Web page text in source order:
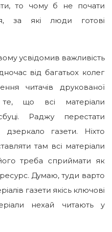
то чому б не почати
за які люди готові
усвідомив важливість
від багатьох колег
читачів друкованої
що всі матеріали
Раджу перестати
газети. Ніхто
там всі матеріали
треба сприймати як
Думаю, туди варто
газети якісь ключові
нехай читають у